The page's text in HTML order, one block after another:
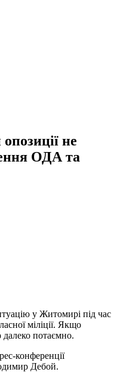
не
ОДА та
у Житомирі під час
міліції. Якщо
далеко потаємно.
конференції
Дебой.